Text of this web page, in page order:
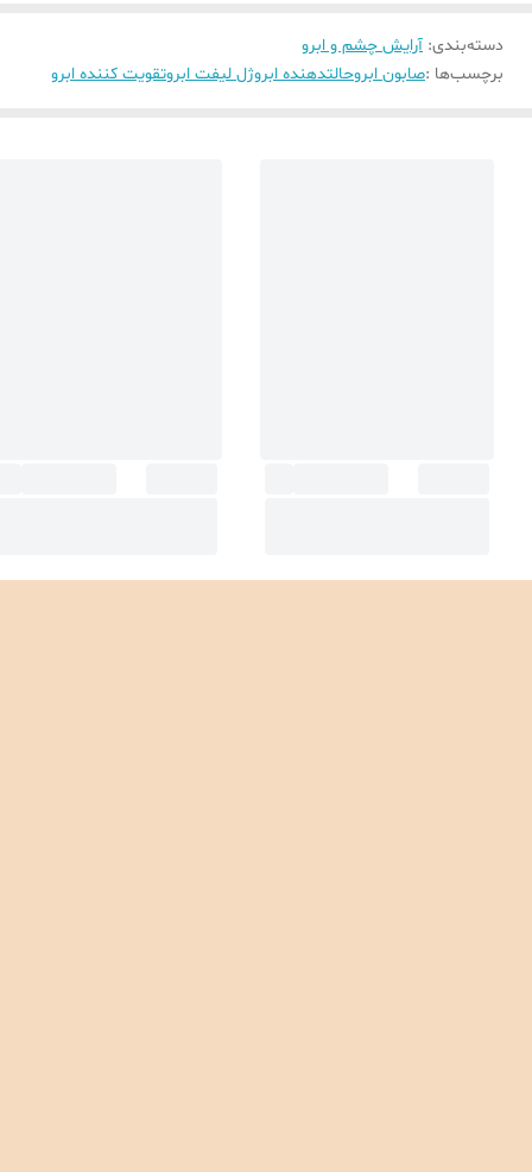
دسته‌بندی: آرایش چشم و ابرو
برچسب‌ها :صابون ابروحالتدهنده ابروژل لیفت ابروتقویت کننده ابرو